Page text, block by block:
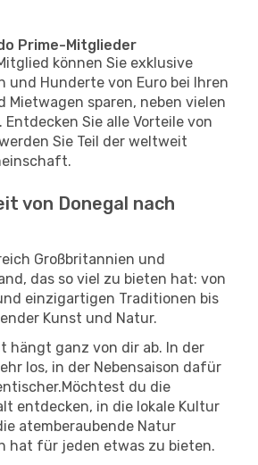
Prime-Mitglieder
können Sie exklusive
und Hunderte von Euro bei Ihren
Mietwagen sparen, neben vielen
Entdecken Sie alle Vorteile von
Sie Teil der weltweit
von Donegal nach
Großbritannien und
das so viel zu bieten hat: von
einzigartigen Traditionen bis
Kunst und Natur.
hängt ganz von dir ab. In der
los, in der Nebensaison dafür
du die
entdecken, in die lokale Kultur
atemberaubende Natur
hat für jeden etwas zu bieten.